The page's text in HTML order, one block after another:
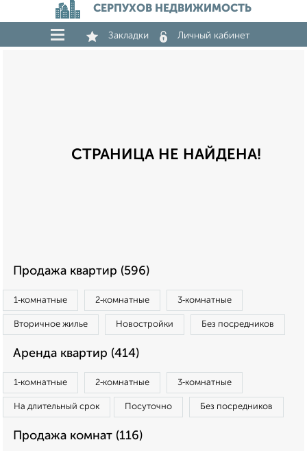
СЕРПУХОВ НЕДВИЖИМОСТЬ
Закладки Личный кабинет
СТРАНИЦА НЕ НАЙДЕНА!
Продажа квартир (596)
1‑комнатные 2‑комнатные 3‑комнатные
Вторичное жилье Новостройки Без посредников
Аренда квартир (414)
1‑комнатные 2‑комнатные 3‑комнатные
На длительный срок Посуточно Без посредников
Продажа комнат (116)